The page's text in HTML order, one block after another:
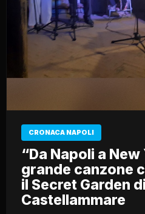
CRONACA NAPOLI
“Da Napoli a New
grande canzone
il Secret Garden di
Castellammare